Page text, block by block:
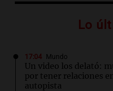
Lo
17:04 Mundo
Un video los delató:
por tener relaciones
autopista